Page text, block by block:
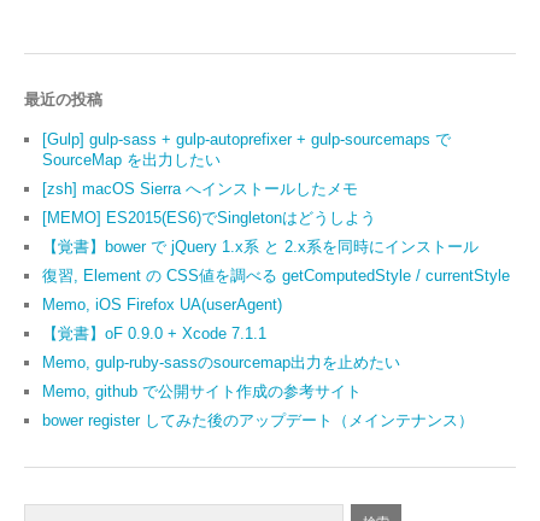
最近の投稿
[Gulp] gulp-sass + gulp-autoprefixer + gulp-sourcemaps で
SourceMap を出力したい
[zsh] macOS Sierra へインストールしたメモ
[MEMO] ES2015(ES6)でSingletonはどうしよう
【覚書】bower で jQuery 1.x系 と 2.x系を同時にインストール
復習, Element の CSS値を調べる getComputedStyle / currentStyle
Memo, iOS Firefox UA(userAgent)
【覚書】oF 0.9.0 + Xcode 7.1.1
Memo, gulp-ruby-sassのsourcemap出力を止めたい
Memo, github で公開サイト作成の参考サイト
bower register してみた後のアップデート（メインテナンス）